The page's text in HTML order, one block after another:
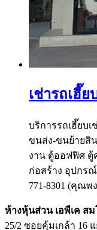
เช่ารถเฮี๊ย
บริการรถเฮี๊ยบ
ขนส่ง-ขนย้ายสิ
งาน ตู้ออฟฟิศ ตู้
ก่อสร้าง อุปกร
771-8301 (คุณพ
ห้างหุ้นส่วน เอพีเค ส
25/2 ซอยคุ้มเกล้า 16